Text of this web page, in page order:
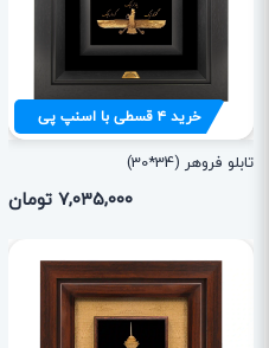
خرید۴قسطی با اسنپ پی
تابلو فروهر (34*30)
۷,۰۳۵,۰۰۰ تومان